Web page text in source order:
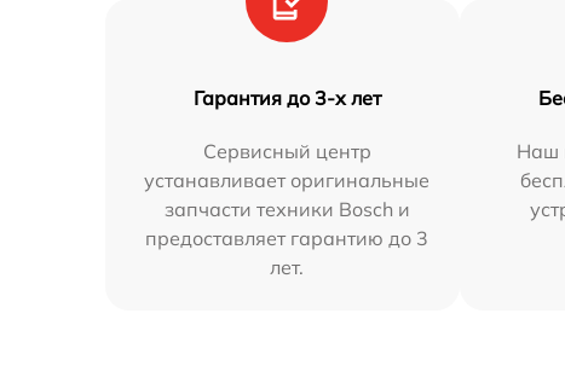
Гарантия до 3-х лет
Сервисный центр
устанавливает оригинальные
запчасти техники Bosch и
предоставляет гарантию до 3
лет.
Наш